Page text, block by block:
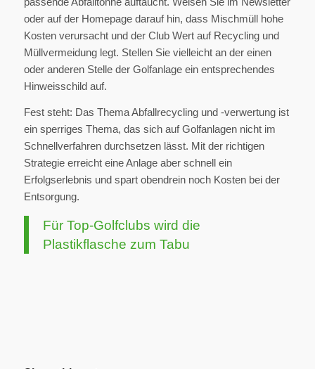
oder auf der Homepage darauf hin, dass Mischmüll hohe
Kosten verursacht und der Club Wert auf Recycling und
Müllvermeidung legt. Stellen Sie vielleicht an der einen
oder anderen Stelle der Golfanlage ein entsprechendes
Hinweisschild auf.
Fest steht: Das Thema Abfallrecycling und -verwertung ist
ein sperriges Thema, das sich auf Golfanlagen nicht im
Schnellverfahren durchsetzen lässt. Mit der richtigen
Strategie erreicht eine Anlage aber schnell ein
Erfolgserlebnis und spart obendrein noch Kosten bei der
Entsorgung.
Für Top-Golfclubs wird die
Plastikflasche zum Tabu